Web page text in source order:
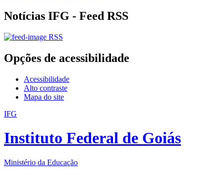
Notícias IFG - Feed RSS
RSS
Opções de acessibilidade
Acessibilidade
Alto contraste
Mapa do site
IFG
Instituto Federal de Goiás
Ministério da Educação